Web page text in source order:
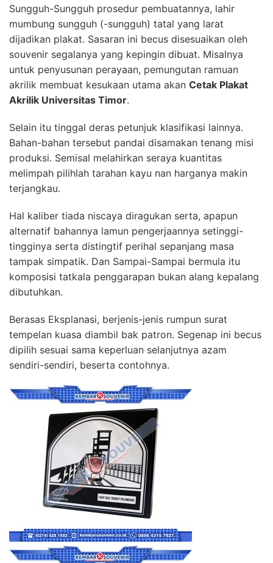
Sungguh-Sungguh prosedur pembuatannya, lahir
mumbung sungguh (-sungguh) tatal yang larat
dijadikan plakat. Sasaran ini becus disesuaikan oleh
souvenir segalanya yang kepingin dibuat. Misalnya
untuk penyusunan perayaan, pemungutan ramuan
akrilik membuat kesukaan utama akan Cetak Plakat
Akrilik Universitas Timor.
Selain itu tinggal deras petunjuk klasifikasi lainnya.
Bahan-bahan tersebut pandai disamakan tenang misi
produksi. Semisal melahirkan seraya kuantitas
melimpah pilihlah tarahan kayu nan harganya makin
terjangkau.
Hal kaliber tiada niscaya diragukan serta, apapun
alternatif bahannya lamun pengerjaannya setinggi-
tingginya serta distingtif perihal sepanjang masa
tampak simpatik. Dan Sampai-Sampai bermula itu
komposisi tatkala penggarapan bukan alang kepalang
dibutuhkan.
Berasas Eksplanasi, berjenis-jenis rumpun surat
tempelan kuasa diambil bak patron. Segenap ini becus
dipilih sesuai sama keperluan selanjutnya azam
sendiri-sendiri, beserta contohnya.